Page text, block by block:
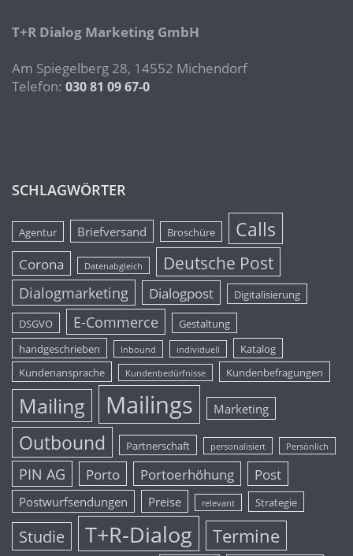
T+R Dialog Marketing GmbH
Am Spiegelberg 28, 14552 Michendorf
Telefon: 030 81 09 67-0
SCHLAGWÖRTER
Agentur Briefversand Broschüre Calls
Corona Datenabgleich Deutsche Post
Dialogmarketing Dialogpost Digitalisierung
DSGVO E-Commerce
Gestaltung
handgeschrieben
Inbound individuell
Katalog
Kundenansprache
Kundenbedürfnisse Kundenbefragungen
Mailing Mailings Marketing
Outbound Partnerschaft personalisiert Persönlich
PIN AG Porto Portoerhöhung Post
Postwurfsendungen Preise relevant Strategie
Studie T+R-Dialog Termine